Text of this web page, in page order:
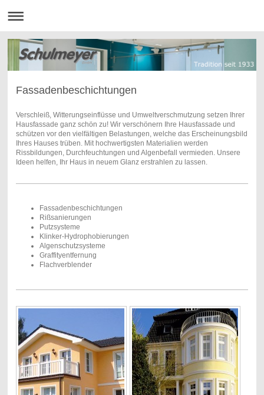
Fassadenbeschichtungen
Verschleiß, Witterungseinflüsse und Umweltverschmutzung setzen Ihrer
Hausfassade ganz schön zu! Wir verschönern Ihre Hausfassade und
schützen vor den vielfältigen Belastungen, welche das Erscheinungsbild
Ihres Hauses trüben. Mit hochwertigsten Materialien werden
Rissbildungen, Durchfeuchtungen und Algenbefall vermieden. Unsere
Ideen helfen, Ihr Haus in neuem Glanz erstrahlen zu lassen.
Fassadenbeschichtungen
Rißsanierungen
Putzsysteme
Klinker-Hydrophobierungen
Algenschutzsysteme
Graffityentfernung
Flachverblender